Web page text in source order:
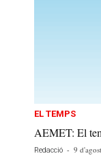
EL TEMPS
AEMET: El
Redacció - 9